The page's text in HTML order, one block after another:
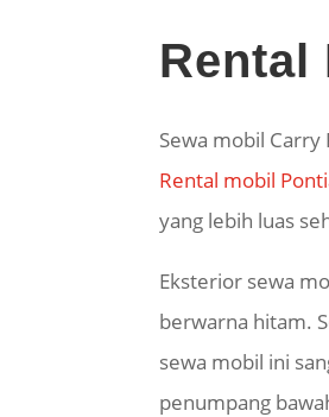
Rental
Sewa mobil
Rental mobil
yang lebih luas
Eksterior sewa
berwarna hitam.
sewa mobil ini
penumpang